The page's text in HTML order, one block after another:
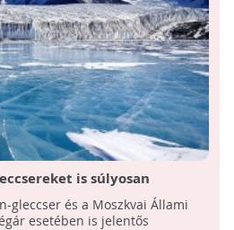
is súlyosan
gleccser és a Moszkvai Állami
esetében is jelentős